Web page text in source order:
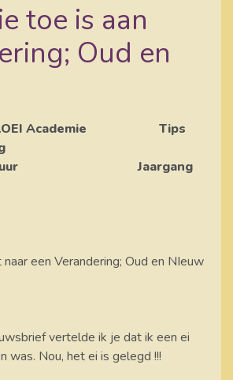
toe is aan
Oud en
BLOEI Academie Tips
& Natuur Jaargang
de Wilde
een Verandering; Oud en NIeuw
vertelde ik je dat ik een ei
was. Nou, het ei is gelegd !!!